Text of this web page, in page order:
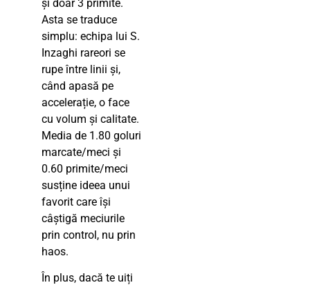
și doar 3 primite.
Asta se traduce
simplu: echipa lui S.
Inzaghi rareori se
rupe între linii și,
când apasă pe
accelerație, o face
cu volum și calitate.
Media de 1.80 goluri
marcate/meci și
0.60 primite/meci
susține ideea unui
favorit care își
câștigă meciurile
prin control, nu prin
haos.
În plus, dacă te uiți